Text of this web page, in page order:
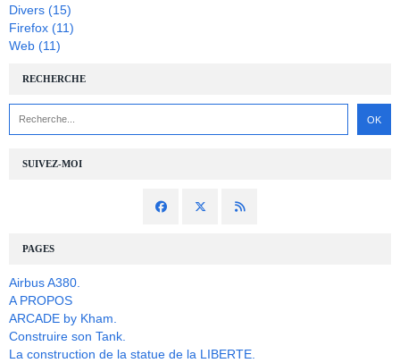
SUIVEZ-MOI
RECHERCHE
PAGES
Airbus A380.
A PROPOS
ARCADE by Kham.
Construire son Tank.
La construction de la statue de la LIBERTE.
Divers (15)
Firefox (11)
Web (11)